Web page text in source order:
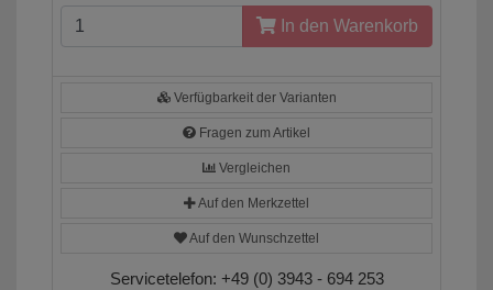
In den Warenkorb
Verfügbarkeit der Varianten
Fragen zum Artikel
Vergleichen
Auf den Merkzettel
Auf den Wunschzettel
Servicetelefon: +49 (0) 3943 - 694 253